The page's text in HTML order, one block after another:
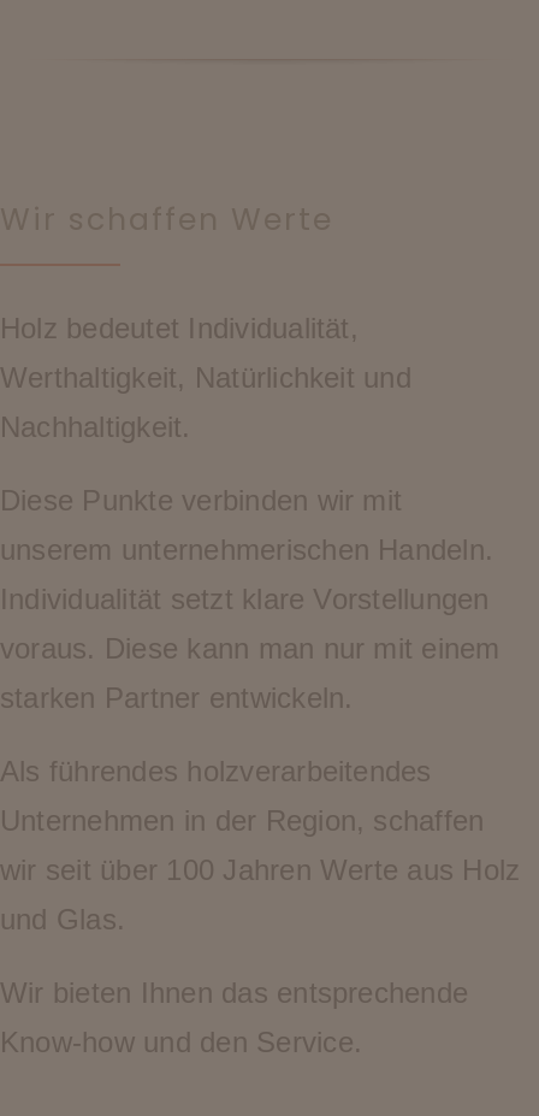
Holz bedeutet Individualität,
Werthaltigkeit, Natürlichkeit und
Nachhaltigkeit.
Diese Punkte verbinden wir mit
unserem unternehmerischen Handeln.
Individualität setzt klare Vorstellungen
voraus. Diese kann man nur mit einem
starken Partner entwickeln.
Als führendes holzverarbeitendes
Unternehmen in der Region, schaffen
wir seit über 100 Jahren Werte aus Holz
und Glas.
Wir bieten Ihnen das entsprechende
Know-how und den Service.